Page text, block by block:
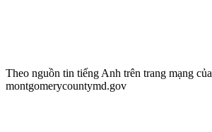
Theo nguồn tin tiếng Anh trên trang mạng của
montgomerycountymd.gov